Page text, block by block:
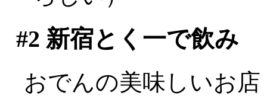
#2 新宿とく一で飲み
おでんの美味しいお